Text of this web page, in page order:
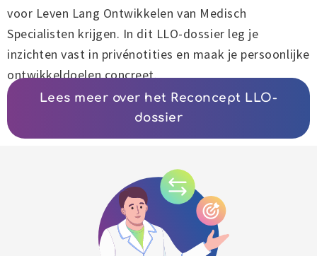
voor Leven Lang Ontwikkelen van Medisch
Specialisten krijgen. In dit LLO-dossier leg je
inzichten vast in privénotities en maak je persoonlijke
ontwikkeldoelen concreet.
Lees meer over het Reconcept LLO-
dossier